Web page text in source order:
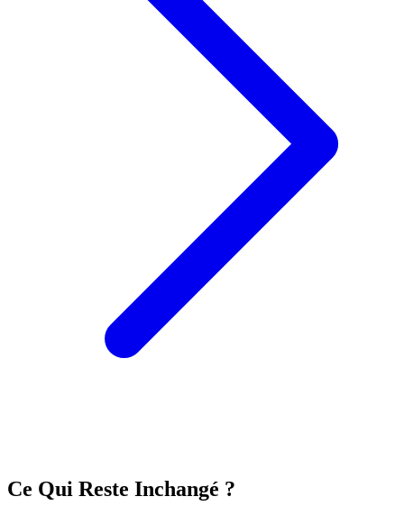
Ce Qui Reste Inchangé ?